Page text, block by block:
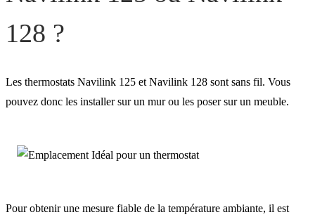
128 ?
Les thermostats Navilink 125 et Navilink 128 sont sans fil. Vous
pouvez donc les installer sur un mur ou les poser sur un meuble.
Pour obtenir une mesure fiable de la température ambiante, il est